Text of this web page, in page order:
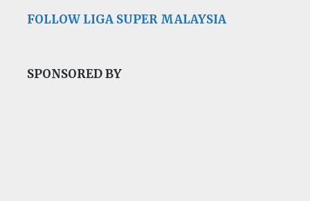
FOLLOW LIGA SUPER MALAYSIA
SPONSORED BY